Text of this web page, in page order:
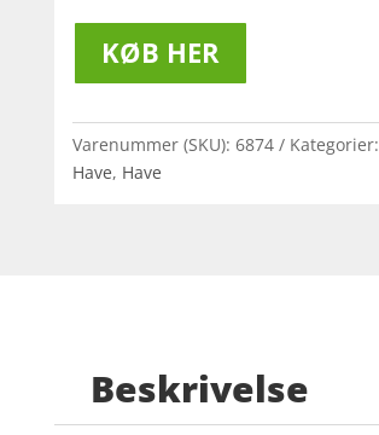
KØB HER
Varenummer (SKU): 6874 Kategorier:
Have, Have
Beskrivelse